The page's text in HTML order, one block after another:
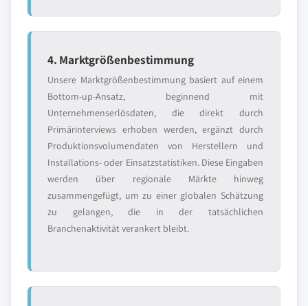
4. Marktgrößenbestimmung
Unsere Marktgrößenbestimmung basiert auf einem
Bottom-up-Ansatz, beginnend mit
Unternehmenserlösdaten, die direkt durch
Primärinterviews erhoben werden, ergänzt durch
Produktionsvolumendaten von Herstellern und
Installations- oder Einsatzstatistiken. Diese Eingaben
werden über regionale Märkte hinweg
zusammengefügt, um zu einer globalen Schätzung
zu gelangen, die in der tatsächlichen
Branchenaktivität verankert bleibt.